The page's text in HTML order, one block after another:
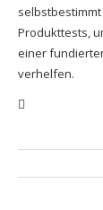
Produkttests,
einer
verhelfen.